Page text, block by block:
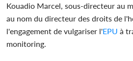
Kouadio Marcel, sous-directeur au
au nom du directeur des droits de
l'engagement de vulgariser l'EPU à
monitoring.